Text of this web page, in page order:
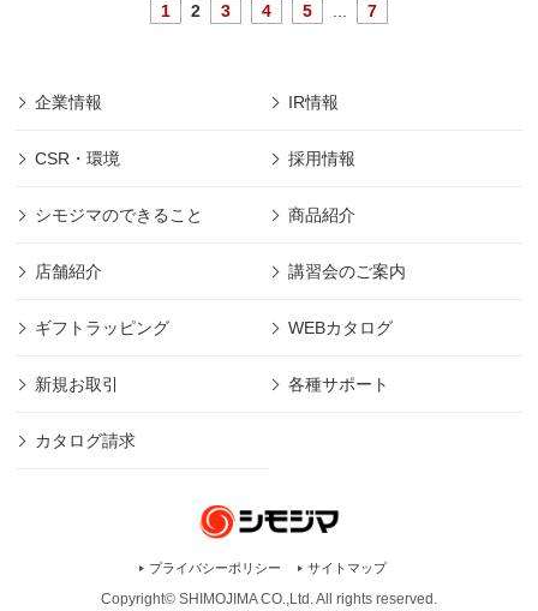
1 2 3 4 5 7
企業情報 IR情報
CSR・環境 採用情報
シモジマのできること 商品紹介
店舗紹介 講習会のご案内
ギフトラッピング WEBカタログ
新規お取引 各種サポート
カタログ請求
プライバシーポリシー サイトマップ
Copyright© SHIMOJIMA CO.,Ltd. All rights reserved.